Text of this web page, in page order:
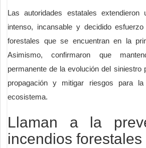
Las autoridades estatales extendieron
intenso, incansable y decidido
forestales que se encuentran en la
Asimismo, confirmaron que
permanente de la evolución del siniestro
propagación y mitigar riesgos para
ecosistema.
Llaman a la
incendios forestales